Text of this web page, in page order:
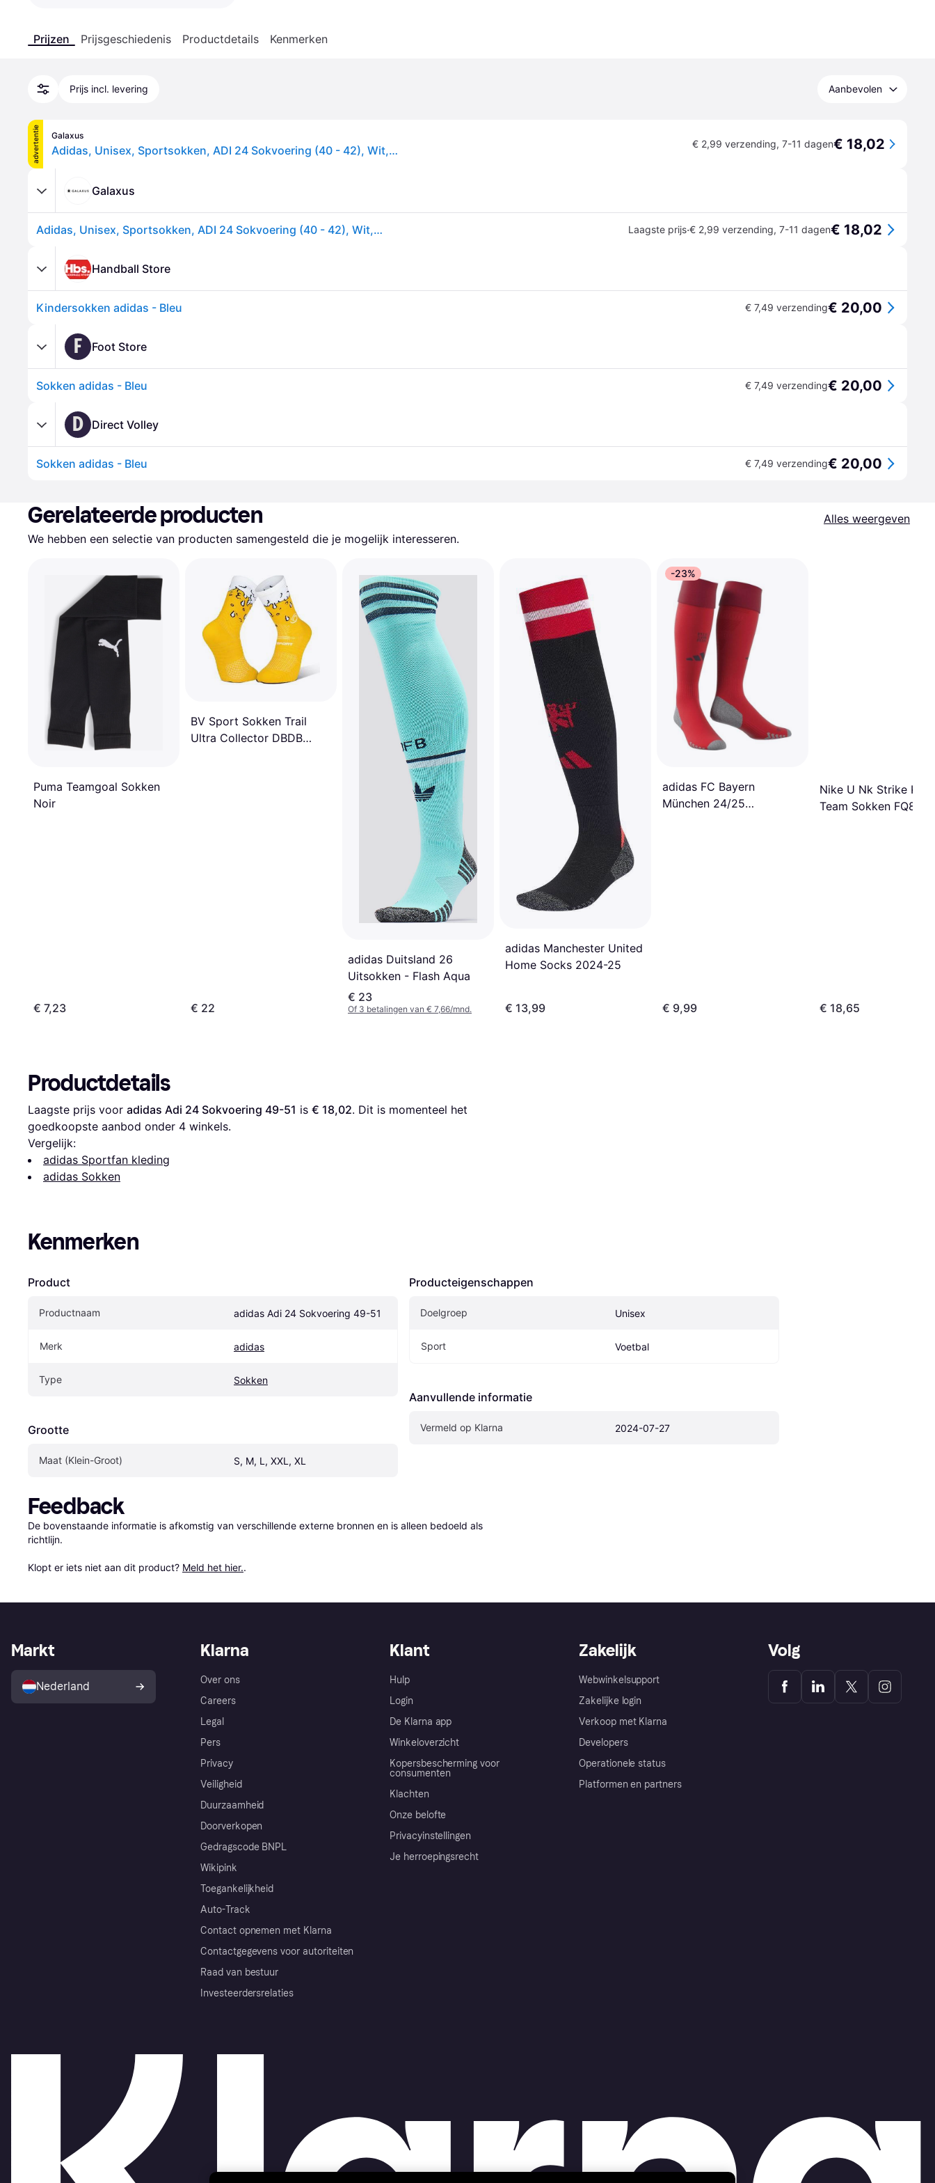
Prijzen Prijsgeschiedenis Productdetails Kenmerken
Prijs incl. levering Aanbevolen
advertentie Galaxus
Adidas, Unisex, Sportsokken, ADI 24 Sokvoering (40 - 42), Wit, Blauw € 2,99 verzending, 7-11 dagen€ 18,02
Galaxus
Adidas, Unisex, Sportsokken, ADI 24 Sokvoering (40 - 42), Wit, Blauw Laagste prijs·€ 2,99 verzending, 7-11 dagen€ 18,02
Handball Store
Kindersokken adidas - Bleu € 7,49 verzending€ 20,00
F Foot Store
Sokken adidas - Bleu € 7,49 verzending€ 20,00
D Direct Volley
Sokken adidas - Bleu € 7,49 verzending€ 20,00
Gerelateerde producten
Alles weergeven
We hebben een selectie van producten samengesteld die je mogelijk interesseren.
Puma Teamgoal Sokken
Noir
€ 7,23
BV Sport Sokken Trail
Ultra Collector DBDB
€ 22
adidas Duitsland 26
Uitsokken - Flash Aqua
€ 23
Of 3 betalingen van € 7,66/mnd.
adidas Manchester United
Home Socks 2024-25
€ 13,99
-23%
adidas FC Bayern
München 24/25
€ 9,99
Nike U Nk Strike Kh
Team Sokken
€ 18,65
Productdetails
Laagste prijs voor adidas Adi 24 Sokvoering 49-51 is € 18,02. Dit is momenteel het
goedkoopste aanbod onder 4 winkels.
Vergelijk:
adidas Sportfan kleding
adidas Sokken
Kenmerken
Product
Productnaam adidas Adi 24 Sokvoering 49-51
Merk adidas
Type Sokken
Grootte
Maat (Klein-Groot) S, M, L, XXL, XL
Producteigenschappen
Doelgroep Unisex
Sport Voetbal
Aanvullende informatie
Vermeld op Klarna 2024-07-27
Feedback
De bovenstaande informatie is afkomstig van verschillende externe bronnen en is alleen bedoeld als
richtlijn.
Klopt er iets niet aan dit product? Meld het hier..
Klarna
Over ons
Careers
Legal
Pers
Privacy
Veiligheid
Duurzaamheid
Doorverkopen
Gedragscode BNPL
Wikipink
Toegankelijkheid
Auto-Track
Contact opnemen met Klarna
Contactgegevens voor autoriteiten
Raad van bestuur
Investeerdersrelaties
Klant
Hulp
Login
De Klarna app
Winkeloverzicht
Kopersbescherming voor
consumenten
Klachten
Onze belofte
Privacyinstellingen
Je herroepingsrecht
Zakelijk
Webwinkelsupport
Zakelijke login
Verkoop met Klarna
Developers
Operationele status
Platformen en partners
Markt
Nederland
Volg